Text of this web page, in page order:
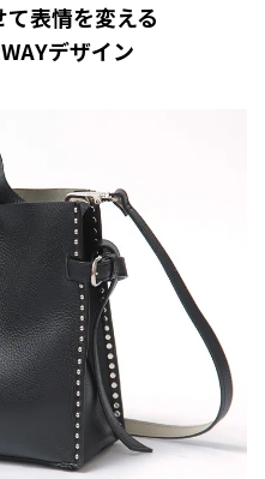
表情を変える
デザイン